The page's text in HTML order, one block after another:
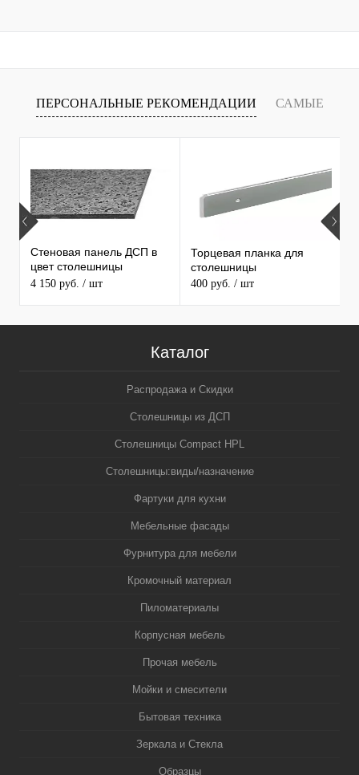
ПЕРСОНАЛЬНЫЕ РЕКОМЕНДАЦИИ САМЫЕ
ПРОДАВАЕМЫЕ ТОВАРЫ
Стеновая панель ДСП в
цвет столешницы
MAERSS
4 150 руб. / шт
Торцевая планка для
столешницы
400 руб. / шт
Каталог
Распродажа и Скидки
Столешницы из ДСП
Столешницы Compact HPL
Столешницы:виды/назначение
Фартуки для кухни
Мебельные фасады
Фурнитура для мебели
Кромочный материал
Пиломатериалы
Корпусная мебель
Прочая мебель
Мойки и смесители
Бытовая техника
Зеркала и Стекла
Образцы